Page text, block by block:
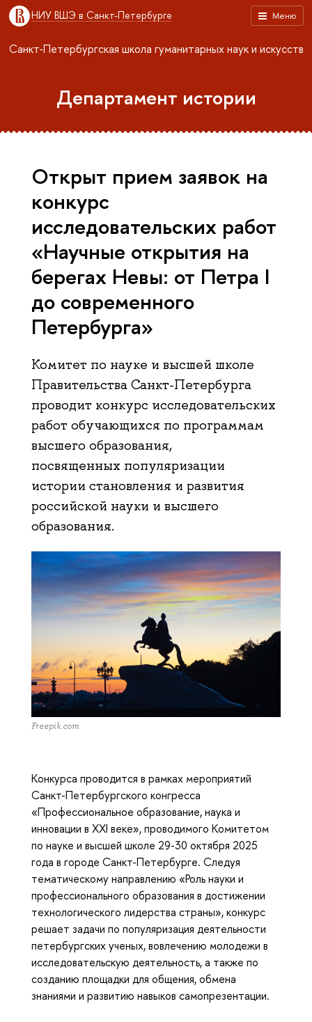
Меню
НИУ ВШЭ в Санкт-Петербурге
Санкт-Петербургская школа гуманитарных наук и искусств
Департамент истории
Открыт прием заявок на
конкурс
исследовательских работ
«Научные открытия на
берегах Невы: от Петра I
до современного
Петербурга»
Комитет по науке и высшей школе
Правительства Санкт-Петербурга
проводит конкурс исследовательских
работ обучающихся по программам
высшего образования,
посвященных популяризации
истории становления и развития
российской науки и высшего
образования.
Freepik.com
Конкурса проводится в рамках мероприятий
Санкт-Петербургского конгресса
«Профессиональное образование, наука и
инновации в XXI веке», проводимого Комитетом
по науке и высшей школе 29-30 октября 2025
года в городе Санкт-Петербурге. Следуя
тематическому направлению «Роль науки и
профессионального образования в достижении
технологического лидерства страны», конкурс
решает задачи по популяризация деятельности
петербургских ученых, вовлечению молодежи в
исследовательскую деятельность, а также по
созданию площадки для общения, обмена
знаниями и развитию навыков самопрезентации.